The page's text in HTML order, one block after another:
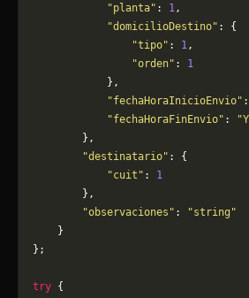
            "planta"
: 1,
            "domicilioDestino"
: {
                "tipo"
: 1,
                "orden"
: 1
            },
            "fechaHoraInicioEnvio"
:
            "fechaHoraFinEnvio"
:
        },
        "destinatario"
: {
            "cuit"
: 1
        },
        "observaciones"
:
"string"
    }
};
try {